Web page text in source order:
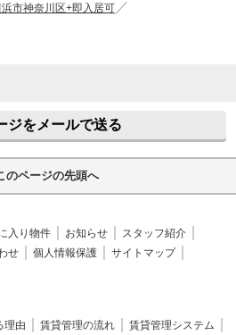
市神奈川区+即入居可
ジをメールで送る
のページの先頭へ
入り物件 お知らせ
スタッフ紹介
せ 個人情報保護
サイトマップ
理由 賃貸管理の流れ
賃貸管理システム